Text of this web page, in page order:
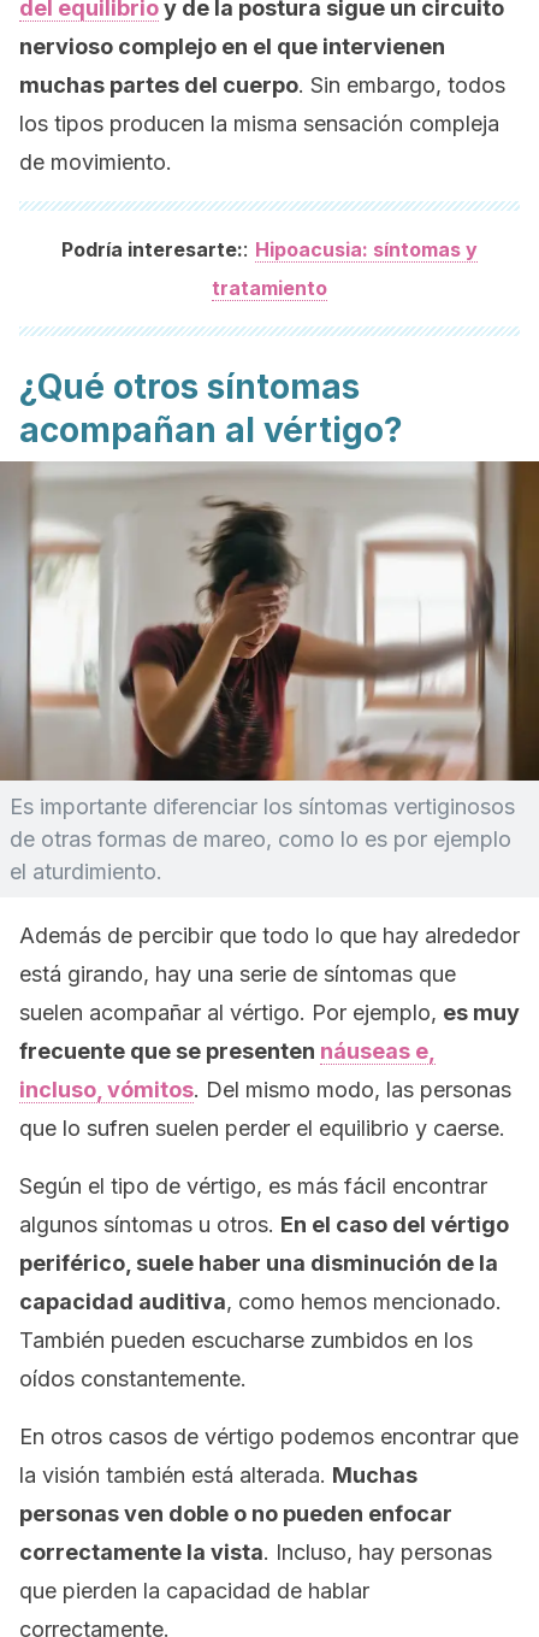
del equilibrioy de la postura sigue un circuito
nervioso complejo en el que intervienen
muchas partes del cuerpo. Sin embargo, todos
los tipos producen la misma sensación compleja
de movimiento.
Podría interesarte:: Hipoacusia: síntomas y
tratamiento
¿Qué otros síntomas
acompañan al vértigo?
Es importante diferenciar los síntomas vertiginosos
de otras formas de mareo, como lo es por ejemplo
el aturdimiento.
Además de percibir que todo lo que hay alrededor
está girando, hay una serie de síntomas que
suelen acompañar al vértigo. Por ejemplo, es muy
frecuente que se presenten náuseas e,
incluso, vómitos. Del mismo modo, las personas
que lo sufren suelen perder el equilibrio y caerse.
Según el tipo de vértigo, es más fácil encontrar
algunos síntomas u otros. En el caso del vértigo
periférico, suele haber una disminución de la
capacidad auditiva, como hemos mencionado.
También pueden escucharse zumbidos en los
oídos constantemente.
En otros casos de vértigo podemos encontrar que
la visión también está alterada. Muchas
personas ven doble o no pueden enfocar
correctamente la vista. Incluso, hay personas
que pierden la capacidad de hablar
correctamente.